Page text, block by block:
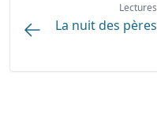
Lectures
La nuit des pères